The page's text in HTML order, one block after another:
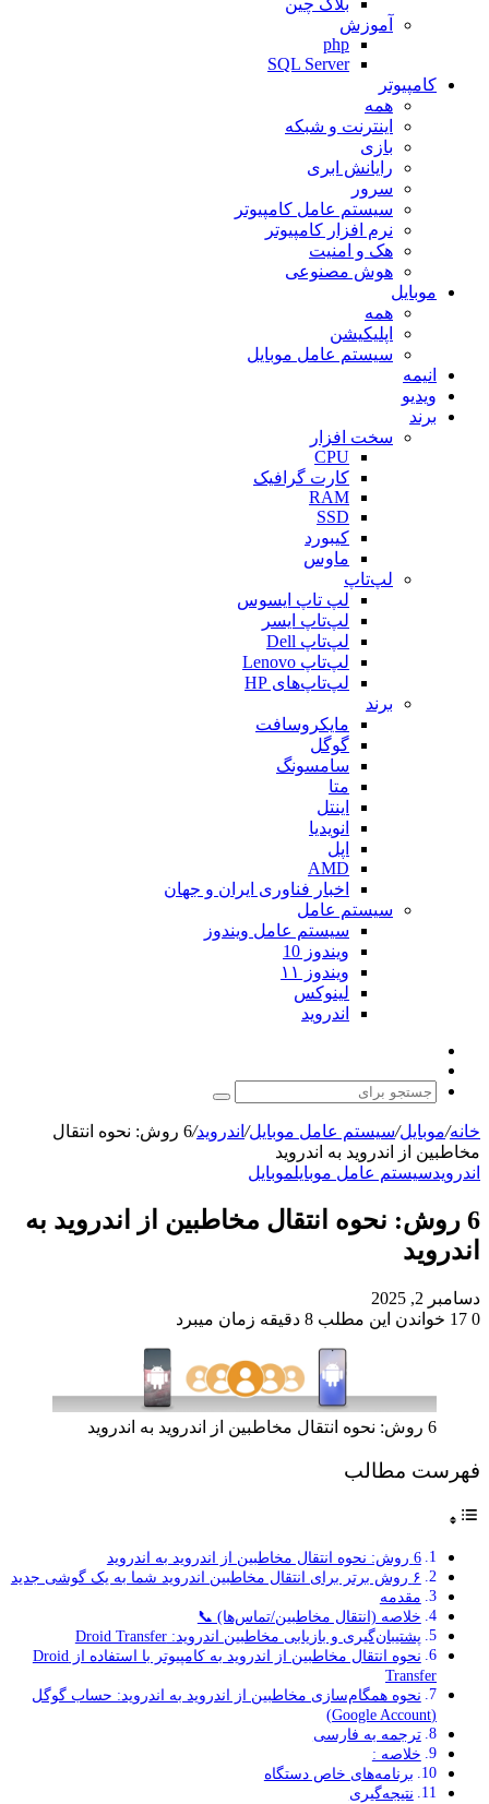
بلاک چین
آموزش
php
SQL Server
کامپیوتر
همه
اینترنت و شبکه
بازی
رایانش ابری
سرور
سیستم عامل کامپیوتر
نرم افزار کامپیوتر
هک و امنیت
هوش مصنوعی
موبایل
همه
اپلیکیشن
سیستم عامل موبایل
انیمه
ویدیو
برند
سخت افزار
CPU
کارت گرافیک
RAM
SSD
کیبورد
ماوس
لپ‌تاپ
لپ تاپ ایسوس
لپ‌تاپ ایسر
لپ‌تاپ Dell
لپ‌تاپ Lenovo
لپ‌تاپ‌های HP
برند
مایکروسافت
گوگل
سامسونگ
متا
اینتل
انویدیا
اپل
AMD
اخبار فناوری ایران و جهان
سیستم عامل
سیستم عامل ویندوز
ویندوز 10
ویندوز ۱۱
لینوکس
اندروید
پوسته
جستجو
خانه/موبایل/سیستم عامل موبایل/ اندروید/
6 روش: نحوه انتقال
مخاطبین از اندروید به اندروید
اندرویدسیستم عامل موبایلموبایل
6 روش: نحوه انتقال مخاطبین از اندروید به
اندروید
دسامبر 2, 2025
0
خواندن این مطلب 8 دقیقه زمان میبرد
6 روش: نحوه انتقال مخاطبین از اندروید به اندروید
فهرست مطالب
6 روش: نحوه انتقال مخاطبین از اندروید به اندروید
۶ روش برتر برای انتقال مخاطبین اندروید شما به یک گوشی جدید
مقدمه
خلاصه (انتقال مخاطبین/تماس‌ها) 📞
پشتیبان‌گیری و بازیابی مخاطبین اندروید: Droid Transfer
نحوه انتقال مخاطبین از اندروید به کامپیوتر با استفاده از Droid
Transfer
نحوه همگام‌سازی مخاطبین از اندروید به اندروید: حساب گوگل
(Google Account)
ترجمه به فارسی
خلاصه :
برنامه‌های خاص دستگاه
نتیجه‌گیری